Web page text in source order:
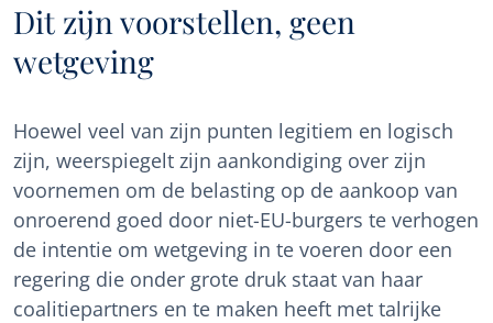
Dit zijn voorstellen, geen
wetgeving
Hoewel veel van zijn punten legitiem en logisch
zijn, weerspiegelt zijn aankondiging over zijn
voornemen om de belasting op de aankoop van
onroerend goed door niet-EU-burgers te verhogen
de intentie om wetgeving in te voeren door een
regering die onder grote druk staat van haar
coalitiepartners en te maken heeft met talrijke